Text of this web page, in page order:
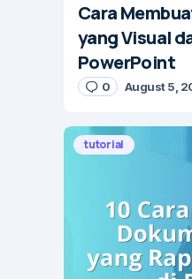
Cara
yang Visual
PowerPoint
0 August 5,
tutorial